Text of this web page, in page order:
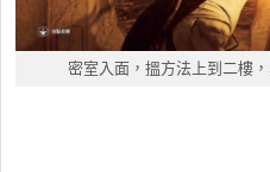
密室入面，搵方法上到二樓